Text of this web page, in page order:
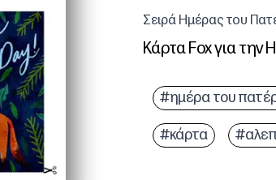
Σειρά Ημέρας του
Κάρτα Fox για
#ημέρα του
#κάρτα